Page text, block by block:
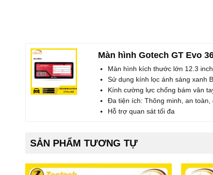
Màn hình Gotech GT Evo
Màn hình kích thước lớn 12.3 inch
Sử dụng kính lọc ánh sáng xanh
Kính cường lực chống bám vân
Đa tiện ích: Thông minh, an toàn,
Hỗ trợ quan sát tối đa
SẢN PHẨM TƯƠNG TỰ